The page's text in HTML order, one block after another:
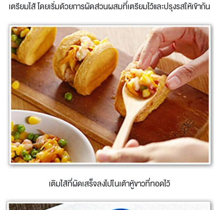
เตรียมไส้ โดยเริ่มด้วยการผัดส่วนผสมที่เตรียมไว้และปรุงรสให้เข้ากัน
เติมไส้ที่ผัดเสร็จลงไปในเต้าหู้ขาวที่ทอดไว้